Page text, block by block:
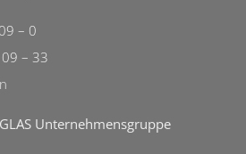
– 0
– 33
Unternehmensgruppe